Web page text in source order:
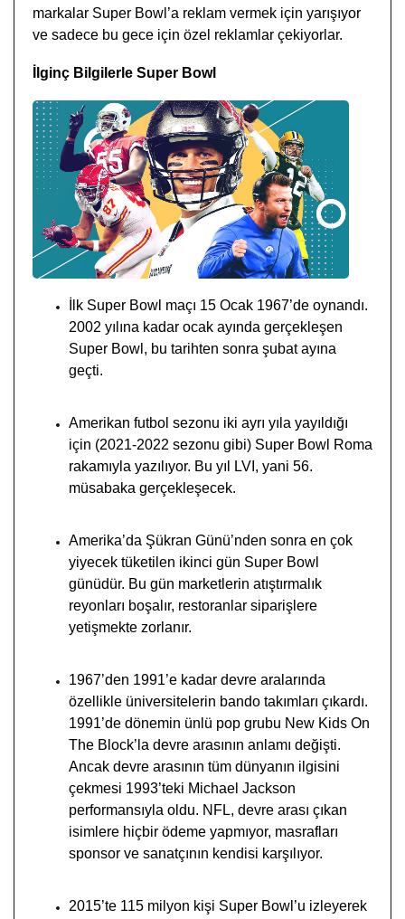
markalar Super Bowl’a reklam vermek için yarışıyor
ve sadece bu gece için özel reklamlar çekiyorlar.
İlginç Bilgilerle Super Bowl
İlk Super Bowl maçı 15 Ocak 1967’de oynandı.
2002 yılına kadar ocak ayında gerçekleşen
Super Bowl, bu tarihten sonra şubat ayına
geçti.
Amerikan futbol sezonu iki ayrı yıla yayıldığı
için (2021-2022 sezonu gibi) Super Bowl Roma
rakamıyla yazılıyor. Bu yıl LVI, yani 56.
müsabaka gerçekleşecek.
Amerika’da Şükran Günü’nden sonra en çok
yiyecek tüketilen ikinci gün Super Bowl
günüdür. Bu gün marketlerin atıştırmalık
reyonları boşalır, restoranlar siparişlere
yetişmekte zorlanır.
1967’den 1991’e kadar devre aralarında
özellikle üniversitelerin bando takımları çıkardı.
1991’de dönemin ünlü pop grubu New Kids On
The Block’la devre arasının anlamı değişti.
Ancak devre arasının tüm dünyanın ilgisini
çekmesi 1993’teki Michael Jackson
performansıyla oldu. NFL, devre arası çıkan
isimlere hiçbir ödeme yapmıyor, masrafları
sponsor ve sanatçının kendisi karşılıyor.
2015’te 115 milyon kişi Super Bowl’u izleyerek